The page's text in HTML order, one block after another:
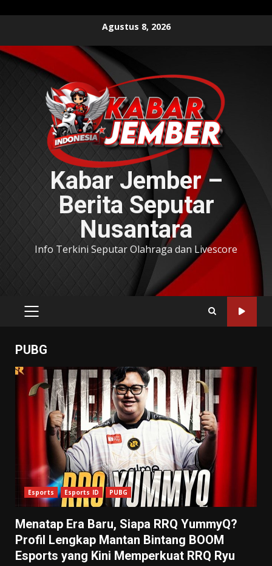
content
Agustus 8, 2026
Kabar Jember –
Berita Seputar
Nusantara
Info Terkini Seputar Olahraga dan Livescore
PRIMARY
PUBG
Esports Esports ID PUBG
Menatap Era Baru, Siapa RRQ YummyQ?
Profil Lengkap Mantan Bintang BOOM
Esports yang Kini Memperkuat RRQ Ryu